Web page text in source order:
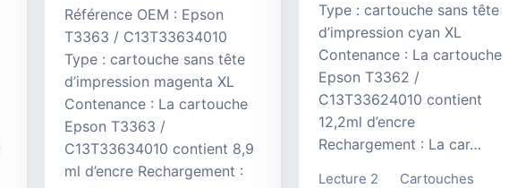
Référence OEM : Epson
T3363 / C13T33634010
Type : cartouche sans tête
d’impression magenta XL
Contenance : La cartouche
Epson T3363 /
C13T33634010 contient 8,9
ml d’encre Rechargement :
Type : cartouche sans tête
d’impression cyan XL
Contenance : La cartouche
Epson T3362 /
C13T33624010 contient
12,2ml d’encre
Rechargement : La car…
Lecture 2 Cartouches